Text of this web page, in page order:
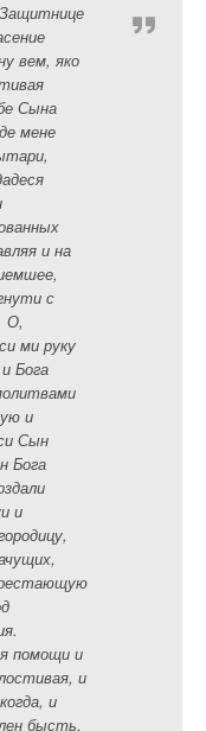
вем, яко
Сына
мене
и на
с
О,
ми руку
Бога
и
Сын
Бога
и
помощи и
и
и
бысть.